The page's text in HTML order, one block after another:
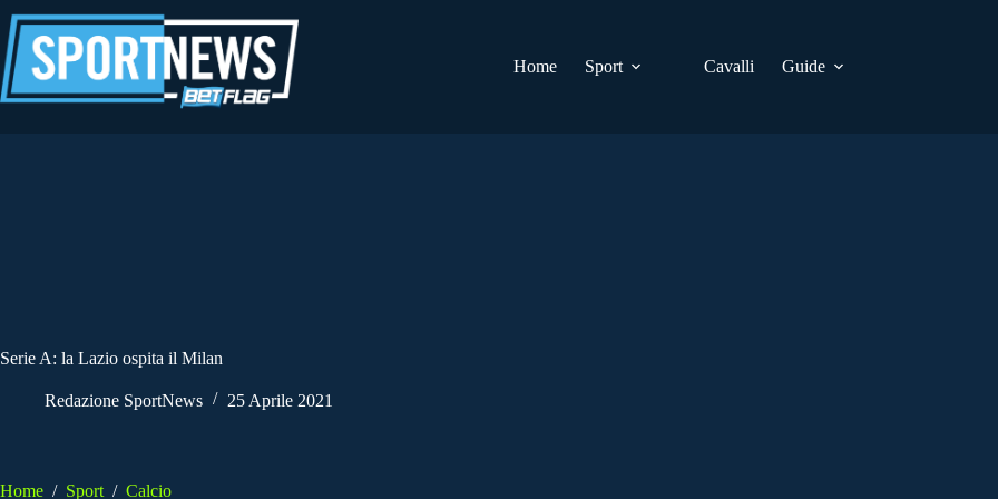
al
contenuto
Home
Sport Cavalli Guide
Serie A: la Lazio ospita il Milan
Redazione SportNews 25 Aprile 2021
Home / Sport / Calcio